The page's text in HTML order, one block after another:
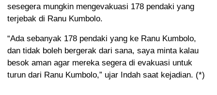
sesegera mungkin mengevakuasi 178 pendaki yang
terjebak di Ranu Kumbolo.
“Ada sebanyak 178 pendaki yang ke Ranu Kumbolo,
dan tidak boleh bergerak dari sana, saya minta kalau
besok aman agar mereka segera di evakuasi untuk
turun dari Ranu Kumbolo,” ujar Indah saat kejadian. (*)